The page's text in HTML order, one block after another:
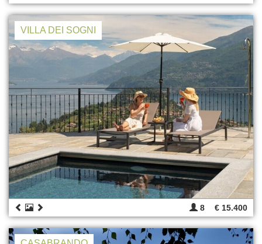
VILLA DEI SOGNI
8 € 15.400